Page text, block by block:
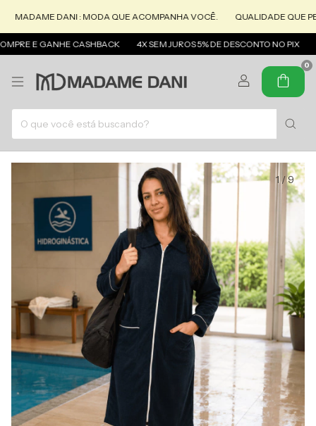
DANI : MODA QUE ACOMPANHA VOCÊ. QUALIDADE QUE
GANHE CASHBACK 4X SEM JUROS 5% DE DESCONTO NO PIX FRETE
0
1/9